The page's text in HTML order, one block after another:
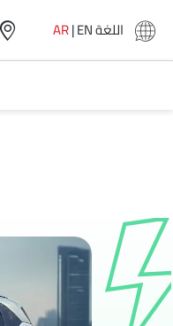
اللغةEN
|
AR